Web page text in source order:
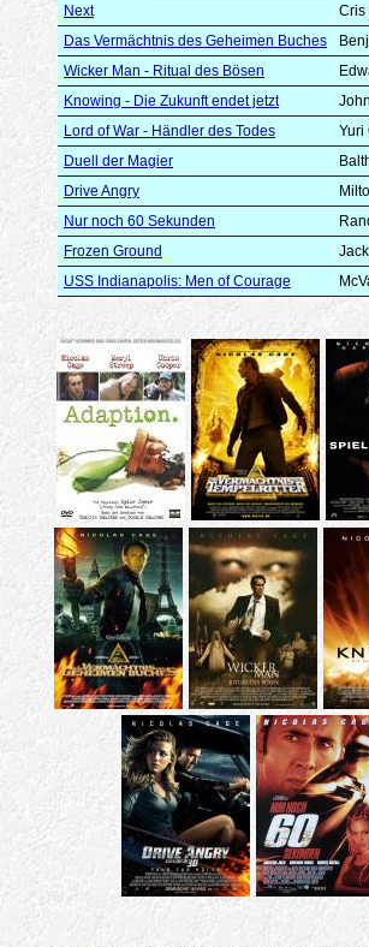
Next
Cris
Das Vermächtnis des Geheimen Buches
Wicker Man - Ritual des Bösen
Knowing - Die Zukunft endet jetzt
Lord of War - Händler des Todes
Yuri
Duell der Magier
Drive Angry
Nur noch 60 Sekunden
Frozen Ground
USS Indianapolis: Men of Courage